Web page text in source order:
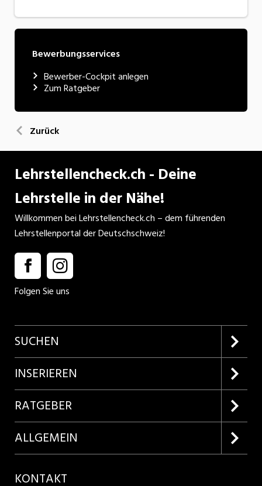
Bewerbungsservices
Bewerber-Cockpit anlegen
Zum Ratgeber
Zurück
Lehrstellencheck.ch - Deine
Lehrstelle in der Nähe!
Willkommen bei Lehrstellencheck.ch – dem führenden
Lehrstellenportal der Deutschschweiz!
Folgen Sie uns
SUCHEN
Firmenprofile entdecken
Lehrstellen suchen
INSERIEREN
Kundenlogin
Inserieren
Produkte
RATGEBER
Lehrberufe entdecken
ALLGEMEIN
KONTAKT